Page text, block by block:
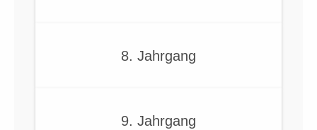
8. Jahrgang
9. Jahrgang